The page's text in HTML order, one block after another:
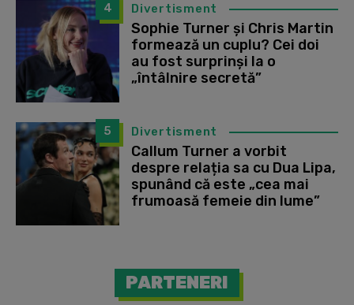
4 Divertisment
Sophie Turner și Chris Martin
formează un cuplu? Cei doi
au fost surprinși la o
„întâlnire secretă”
5 Divertisment
Callum Turner a vorbit
despre relația sa cu Dua Lipa,
spunând că este „cea mai
frumoasă femeie din lume”
PARTENERI